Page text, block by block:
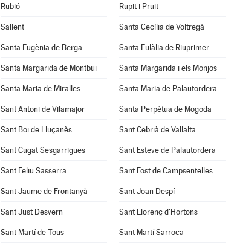
Rubió Rupit i Pruit
Sallent Santa Cecília de Voltregà
Santa Eugènia de Berga Santa Eulàlia de Riuprimer
Santa Margarida de Montbui Santa Margarida i els Monjos
Santa Maria de Miralles Santa Maria de Palautordera
Sant Antoni de Vilamajor Santa Perpètua de Mogoda
Sant Boi de Lluçanès Sant Cebrià de Vallalta
Sant Cugat Sesgarrigues Sant Esteve de Palautordera
Sant Feliu Sasserra Sant Fost de Campsentelles
Sant Jaume de Frontanyà Sant Joan Despí
Sant Just Desvern Sant Llorenç d'Hortons
Sant Martí de Tous Sant Martí Sarroca